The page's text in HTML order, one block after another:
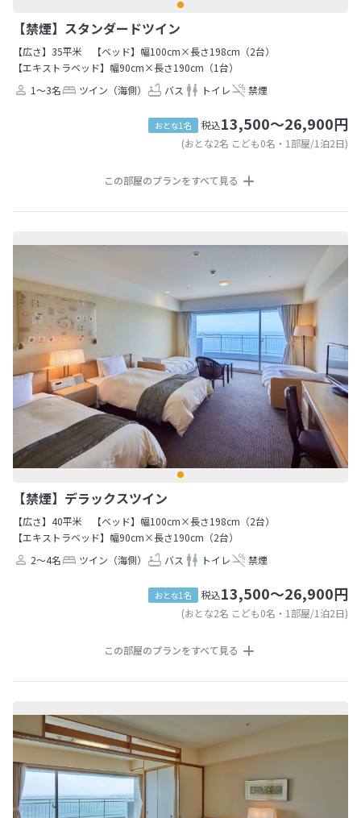
【禁煙】スタンダードツイン
【広さ】35平米
【ベッド】幅100cm×長さ198cm（2台）
【エキストラベッド】幅90cm×長さ190cm（1台）
1～3名
ツイン（海側） バス トイレ 禁煙
おとな1名 税込13,500～26,900円
(おとな2名 こども0名・1部屋/1泊2日)
この部屋のプランをすべて見る
【禁煙】デラックスツイン
【広さ】40平米
【ベッド】幅100cm×長さ198cm（2台）
【エキストラベッド】幅90cm×長さ190cm（2台）
2～4名
ツイン（海側） バス トイレ 禁煙
おとな1名 税込13,500～26,900円
(おとな2名 こども0名・1部屋/1泊2日)
この部屋のプランをすべて見る